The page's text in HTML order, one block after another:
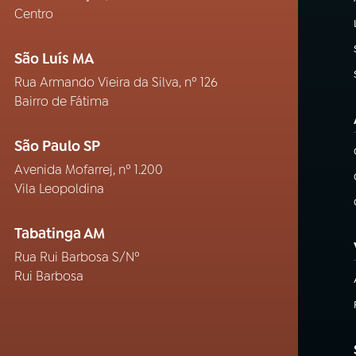
Centro
São Luís MA
Rua Armando Vieira da Silva, nº 126
Bairro de Fátima
São Paulo SP
Avenida Mofarrej, nº 1.200
Vila Leopoldina
Tabatinga AM
Rua Rui Barbosa S/Nº
Rui Barbosa